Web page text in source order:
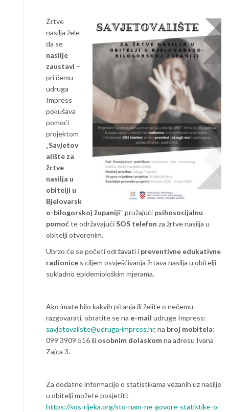
Žrtve
nasilja žele
da se
nasilje
zaustavi –
pri čemu
udruga
Impress
pokušava
pomoći
projektom
„Savjetov
alište za
žrtve
nasilja u
obitelji u
Bjelovarsk
o-bilogorskoj županiji“ pružajući psihosocijalnu
pomoćte održavajućiSOS telefon za žrtve nasilja u
obitelji otvorenim.
Ubrzo će se početi održavati i preventivne edukativne
radionice s ciljem osvješćivanja žrtava nasilja u obitelji
sukladno epidemiološkim mjerama.
Ako imate bilo kakvih pitanja ili želite o nečemu
razgovarati, obratite se na e-mail udruge Impress:
savjetovaliste@udruga-impress.hr, na broj mobitela:
099 3909 516 ili osobnim dolaskomna adresu Ivana
Zajca 3.
Za dodatne informacije o statistikama vezanih uz nasilje
u obitelji možete posjetiti:
https://sos-rijeka.org/sto-nam-ne-govore-statistike-o-